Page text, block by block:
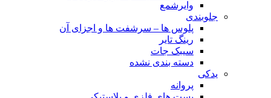
وایرشمع
جلوبندی
پلوس ها – سرشفت ها و اجزای آن
رینگ تایر
سیبک جات
دسته بندی نشده
یدکی
پروانه